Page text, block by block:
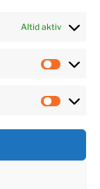
Altid aktiv